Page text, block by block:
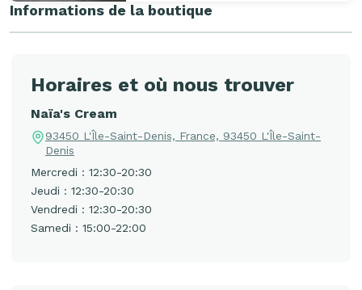
Informations de la boutique
Horaires et où nous trouver
Naïa's Cream
93450 L'Île-Saint-Denis, France, 93450 L'Île-Saint-
Denis
Mercredi : 12:30-20:30
Jeudi : 12:30-20:30
Vendredi : 12:30-20:30
Samedi : 15:00-22:00